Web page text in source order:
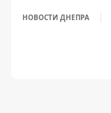
НОВОСТИ ДНЕПРА